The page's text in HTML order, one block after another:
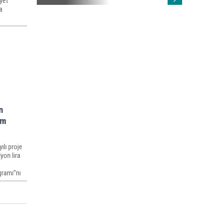
proje
lira